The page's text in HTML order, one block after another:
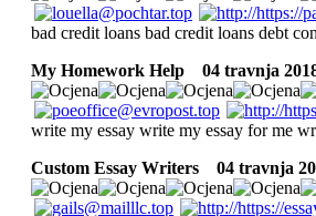
bad credit loans bad credit loans debt
My Homework Help
04 travnja
write my essay write my essay for me
Custom Essay Writers
04 travnja